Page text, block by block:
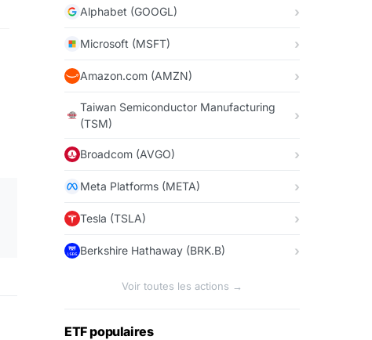
Alphabet (GOOGL)
Microsoft (MSFT)
Amazon.com (AMZN)
Taiwan Semiconductor Manufacturing
(TSM)
Broadcom (AVGO)
Meta Platforms (META)
Tesla (TSLA)
Berkshire Hathaway (BRK.B)
Voir toutes les actions →
ETF populaires